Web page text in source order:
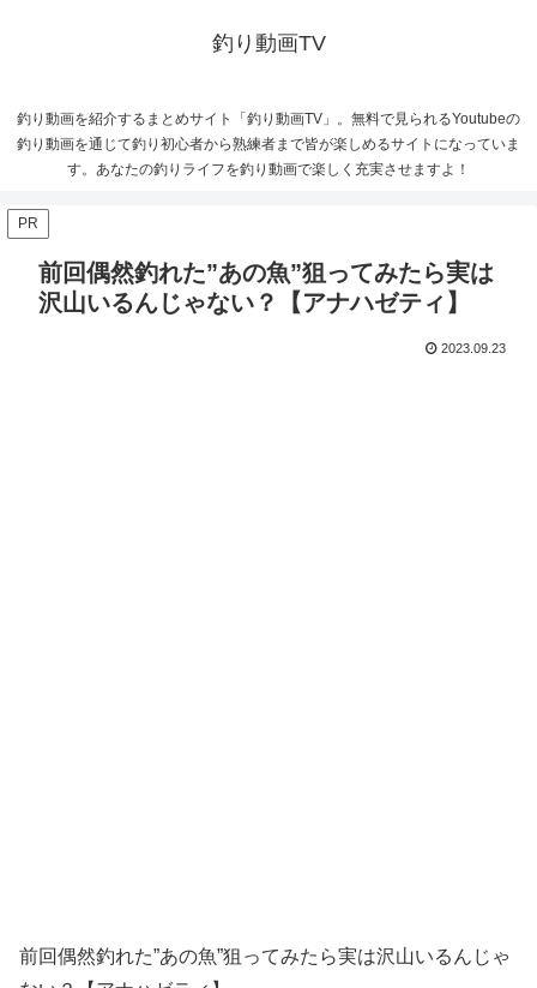
釣り動画TV
釣り動画を紹介するまとめサイト「釣り動画TV」。無料で見られるYoutubeの
釣り動画を通じて釣り初心者から熟練者まで皆が楽しめるサイトになっていま
す。あなたの釣りライフを釣り動画で楽しく充実させますよ！
PR
前回偶然釣れた”あの魚”狙ってみたら実は
沢山いるんじゃない？【アナハゼティ】
2023.09.23
前回偶然釣れた”あの魚”狙ってみたら実は沢山いるんじゃ